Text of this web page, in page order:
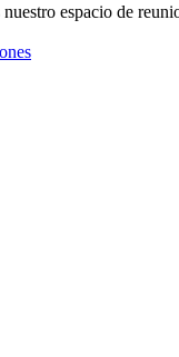
espacio de